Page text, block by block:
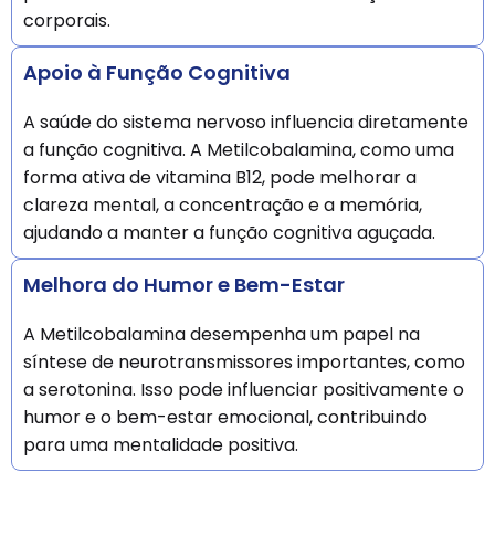
corporais.
Apoio à Função Cognitiva
A saúde do sistema nervoso influencia diretamente
a função cognitiva. A Metilcobalamina, como uma
forma ativa de vitamina B12, pode melhorar a
clareza mental, a concentração e a memória,
ajudando a manter a função cognitiva aguçada.
Melhora do Humor e Bem-Estar
A Metilcobalamina desempenha um papel na
síntese de neurotransmissores importantes, como
a serotonina. Isso pode influenciar positivamente o
humor e o bem-estar emocional, contribuindo
para uma mentalidade positiva.